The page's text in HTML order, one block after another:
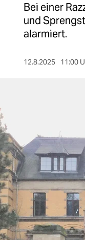
Bei einer
und
alarmiert.
12.8.2025 11:00